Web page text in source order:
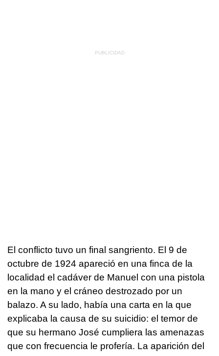
El conflicto tuvo un final sangriento. El 9 de
octubre de 1924 apareció en una finca de la
localidad el cadáver de Manuel con una pistola
en la mano y el cráneo destrozado por un
balazo. A su lado, había una carta en la que
explicaba la causa de su suicidio: el temor de
que su hermano José cumpliera las amenazas
que con frecuencia le profería. La aparición del